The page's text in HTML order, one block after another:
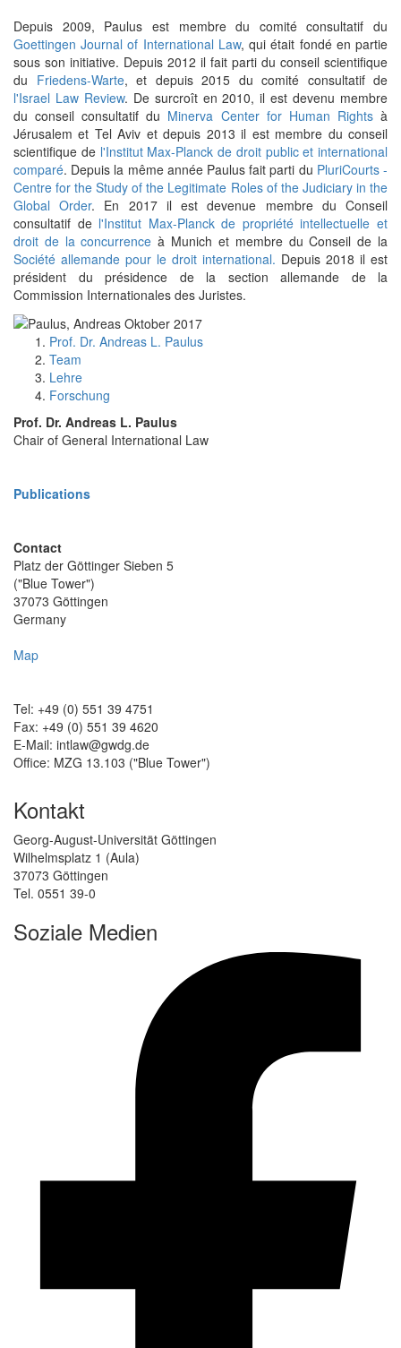
Depuis 2009, Paulus est membre du comité consultatif du
Goettingen Journal of International Law, qui était fondé en partie
sous son initiative. Depuis 2012 il fait parti du conseil scientifique
du Friedens-Warte, et depuis 2015 du comité consultatif de
l'Israel Law Review. De surcroît en 2010, il est devenu membre
du conseil consultatif du Minerva Center for Human Rightsà
Jérusalem et Tel Aviv et depuis 2013 il est membre du conseil
scientifique de l'Institut Max-Planck de droit public et international
comparé. Depuis la même année Paulus fait parti du PluriCourts -
Centre for the Study of the Legitimate Roles of the Judiciary in the
Global Order. En 2017 il est devenue membre du Conseil
consultatif de l'Institut Max-Planck de propriété intellectuelle et
droit de la concurrence à Munich et membre du Conseil de la
Société allemande pour le droit international. Depuis 2018 il est
président du présidence de la section allemande de la
Commission Internationales des Juristes.
Prof. Dr. Andreas L. Paulus
Team
Lehre
Forschung
Prof. Dr. Andreas L. Paulus
Chair of General International Law
Publications
Contact
Platz der Göttinger Sieben 5
("Blue Tower")
37073 Göttingen
Germany
Map
Tel: +49 (0) 551 39 4751
Fax: +49 (0) 551 39 4620
E-Mail: intlaw@gwdg.de
Office: MZG 13.103 ("Blue Tower")
Kontakt
Georg-August-Universität Göttingen
Wilhelmsplatz 1 (Aula)
37073 Göttingen
Tel. 0551 39-0
Soziale Medien